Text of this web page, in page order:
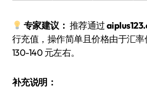
专家建议： 推荐通过
行充值，操作简单且价格由于汇
130-140 元左右。
补充说明：